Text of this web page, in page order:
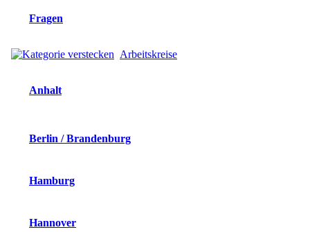
Fragen
Arbeitskreise
Anhalt
Berlin / Brandenburg
Hamburg
Hannover